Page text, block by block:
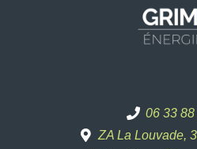
06 33
ZA La Louvade,